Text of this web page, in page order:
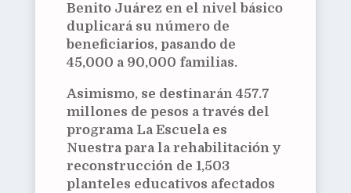
Benito Juárez en el nivel básico
duplicará su número de
beneficiarios, pasando de
45,000 a 90,000 familias.
Asimismo, se destinarán 457.7
millones de pesos a través del
programa La Escuela es
Nuestra para la rehabilitación y
reconstrucción de 1,503
planteles educativos afectados